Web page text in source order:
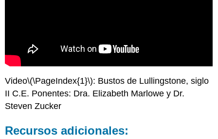
Video\(\PageIndex{1}\): Bustos de Lullingstone, siglo
II C.E. Ponentes: Dra. Elizabeth Marlowe y Dr.
Steven Zucker
Recursos adicionales: